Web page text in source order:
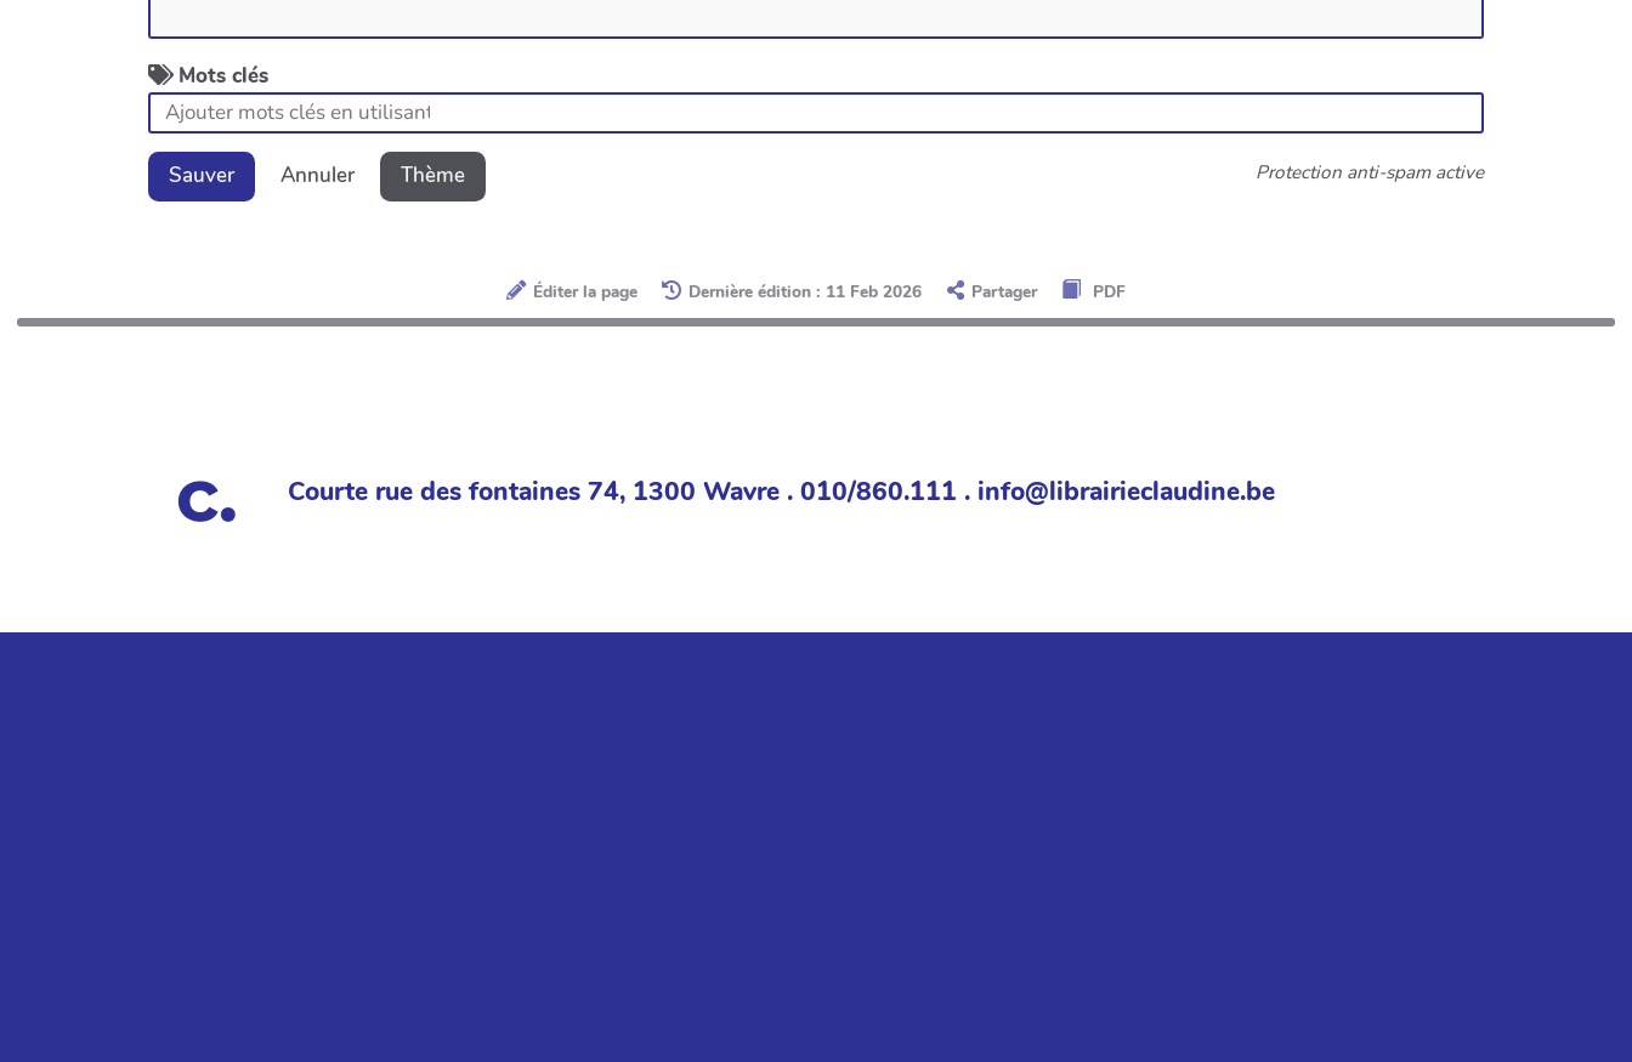
Mots clés
Sauver Annuler Thème Protection anti-spam active
Éditer la page Dernière édition : 11 Feb 2026 Partager PDF
Courte rue des fontaines 74, 1300 Wavre . 010/860.111 . info@librairieclaudine.be